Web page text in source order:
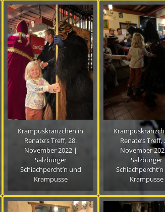
Krampuskränzchen in
Renate’s Treff, 28.
November 2022 |
Salzburger
Schiachpercht’n und
Krampusse
Renate’s Treff,
November
Salzburger
Krampusse